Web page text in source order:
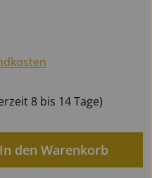
8 bis 14 Tage)
gewünschten
den Warenkorb